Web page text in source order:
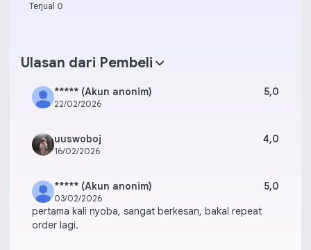
Terjual 0
Ulasan dari Pembeli
***** (Akun anonim)
22/02/2026
5,0
uuswoboj
16/02/2026
4,0
***** (Akun anonim)
03/02/2026
5,0
pertama kali nyoba, sangat berkesan, bakal repeat
order lagi.